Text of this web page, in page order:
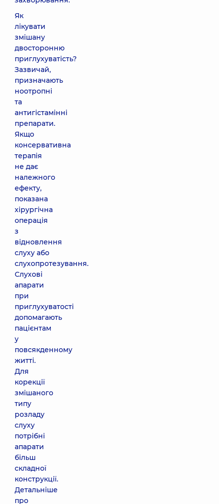
Як
лікувати
змішану
двосторонню
приглухуватість?
Зазвичай,
призначають
ноотропні
та
антигістамінні
препарати.
Якщо
консервативна
терапія
не дає
належного
ефекту,
показана
хірургічна
операція
з
відновлення
слуху або
слухопротезування.
Слухові
апарати
при
приглухуватості
допомагають
пацієнтам
у
повсякденному
житті.
Для
корекції
змішаного
типу
розладу
слуху
потрібні
апарати
більш
складної
конструкції.
Детальніше
про